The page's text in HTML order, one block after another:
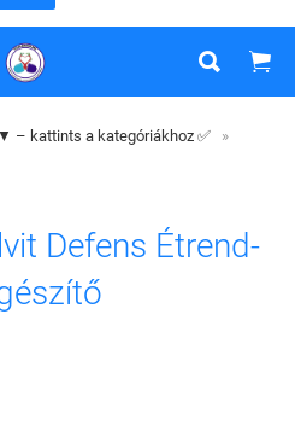
 
– kattints a kategóriákhoz ✅ »
Defens Étrend-